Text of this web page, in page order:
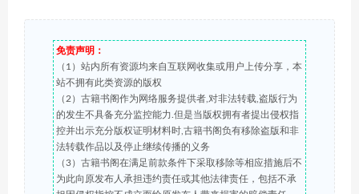
免责声明：
（1）站内所有资源均来自互联网收集或用户上传分享，本
站不拥有此类资源的版权
（2）古籍书阁作为网络服务提供者,对非法转载,盗版行为
的发生不具备充分监控能力.但是当版权拥有者提出侵权指
控并出示充分版权证明材料时,古籍书阁负有移除盗版和非
法转载作品以及停止继续传播的义务
（3）古籍书阁在满足前款条件下采取移除等相应措施后不
为此向原发布人承担违约责任或其他法律责任，包括不承